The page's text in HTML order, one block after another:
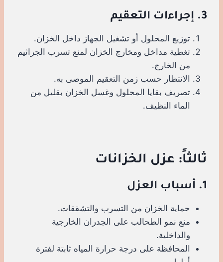
3. إجراءات التعقيم
توزيع المحلول أو تشغيل الجهاز داخل الخزان.
تغطية مداخل ومخارج الخزان لمنع تسرب الجراثيم
من الخارج.
الانتظار حسب زمن التعقيم الموصى به.
تصريف بقايا المحلول وغسل الخزان بقليل من
الماء النظيف.
ثالثاً: عزل الخزانات
1. أسباب العزل
حماية الخزان من التسرب والتشققات.
منع نمو الطحالب على الجدران الخارجية
والداخلية.
المحافظة على درجة حرارة المياه ثابتة لفترة